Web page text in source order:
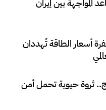
المواجهة بين إيران
أسعار الطاقة تُهددان
ثروة حيوية تحمل أمن